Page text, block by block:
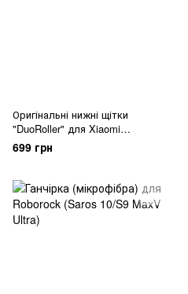
Оригінальні нижні щітки
"DuoRoller" для Xiaomi
Roborock (S8/Q5/Q8) серія
699 грн